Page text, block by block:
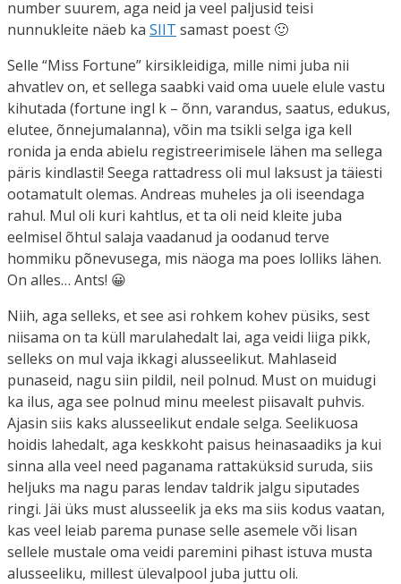
number suurem, aga neid ja veel paljusid teisi
nunnukleite näeb ka SIIT samast poest 🙂
Selle “Miss Fortune” kirsikleidiga, mille nimi juba nii
ahvatlev on, et sellega saabki vaid oma uuele elule vastu
kihutada (fortune ingl k – õnn, varandus, saatus, edukus,
elutee, õnnejumalanna), võin ma tsikli selga iga kell
ronida ja enda abielu registreerimisele lähen ma sellega
päris kindlasti! Seega rattadress oli mul laksust ja täiesti
ootamatult olemas. Andreas muheles ja oli iseendaga
rahul. Mul oli kuri kahtlus, et ta oli neid kleite juba
eelmisel õhtul salaja vaadanud ja oodanud terve
hommiku põnevusega, mis näoga ma poes lolliks lähen.
On alles… Ants! 😀
Niih, aga selleks, et see asi rohkem kohev püsiks, sest
niisama on ta küll marulahedalt lai, aga veidi liiga pikk,
selleks on mul vaja ikkagi alusseelikut. Mahlaseid
punaseid, nagu siin pildil, neil polnud. Must on muidugi
ka ilus, aga see polnud minu meelest piisavalt puhvis.
Ajasin siis kaks alusseelikut endale selga. Seelikuosa
hoidis lahedalt, aga keskkoht paisus heinasaadiks ja kui
sinna alla veel need paganama rattaküksid suruda, siis
heljuks ma nagu paras lendav taldrik jalgu siputades
ringi. Jäi üks must alusseelik ja eks ma siis kodus vaatan,
kas veel leiab parema punase selle asemele või lisan
sellele mustale oma veidi paremini pihast istuva musta
alusseeliku, millest ülevalpool juba juttu oli.